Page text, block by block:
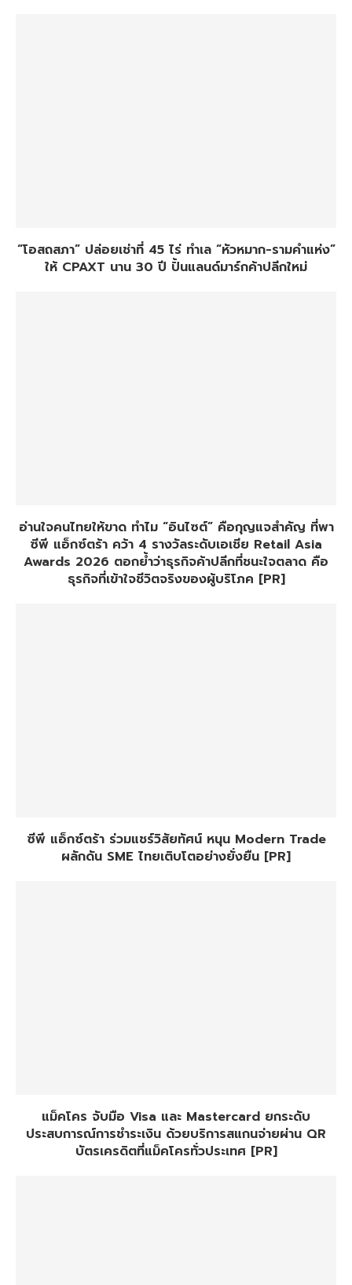
“โอสถสภา” ปล่อยเช่าที่ 45 ไร่ ทำเล “หัวหมาก-รามคำแห่ง”
ให้ CPAXT นาน 30 ปี ปั้นแลนด์มาร์กค้าปลีกใหม่
อ่านใจคนไทยให้ขาด ทำไม “อินไซต์” คือกุญแจสำคัญ ที่พา
ซีพี แอ็กซ์ตร้า คว้า 4 รางวัลระดับเอเชีย Retail Asia
Awards 2026 ตอกย้ำว่าธุรกิจค้าปลีกที่ชนะใจตลาด คือ
ธุรกิจที่เข้าใจชีวิตจริงของผู้บริโภค [PR]
ซีพี แอ็กซ์ตร้า ร่วมแชร์วิสัยทัศน์ หนุน Modern Trade
ผลักดัน SME ไทยเติบโตอย่างยั่งยืน [PR]
แม็คโคร จับมือ Visa และ Mastercard ยกระดับ
ประสบการณ์การชำระเงิน ด้วยบริการสแกนจ่ายผ่าน QR
บัตรเครดิตที่แม็คโครทั่วประเทศ [PR]